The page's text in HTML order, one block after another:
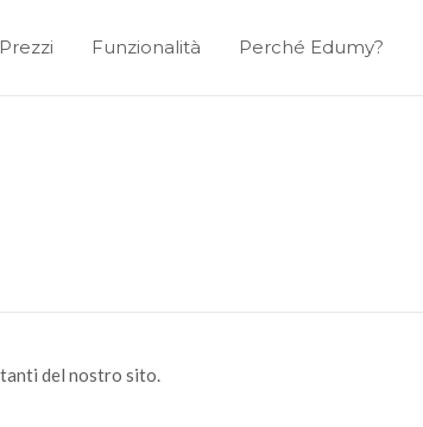
Prezzi Funzionalità Perché Edumy?
del nostro sito.